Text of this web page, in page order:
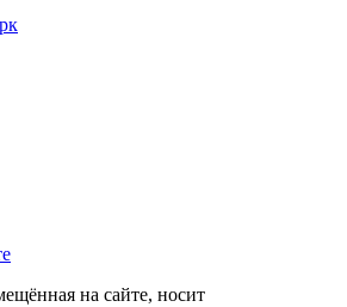
на сайте, носит